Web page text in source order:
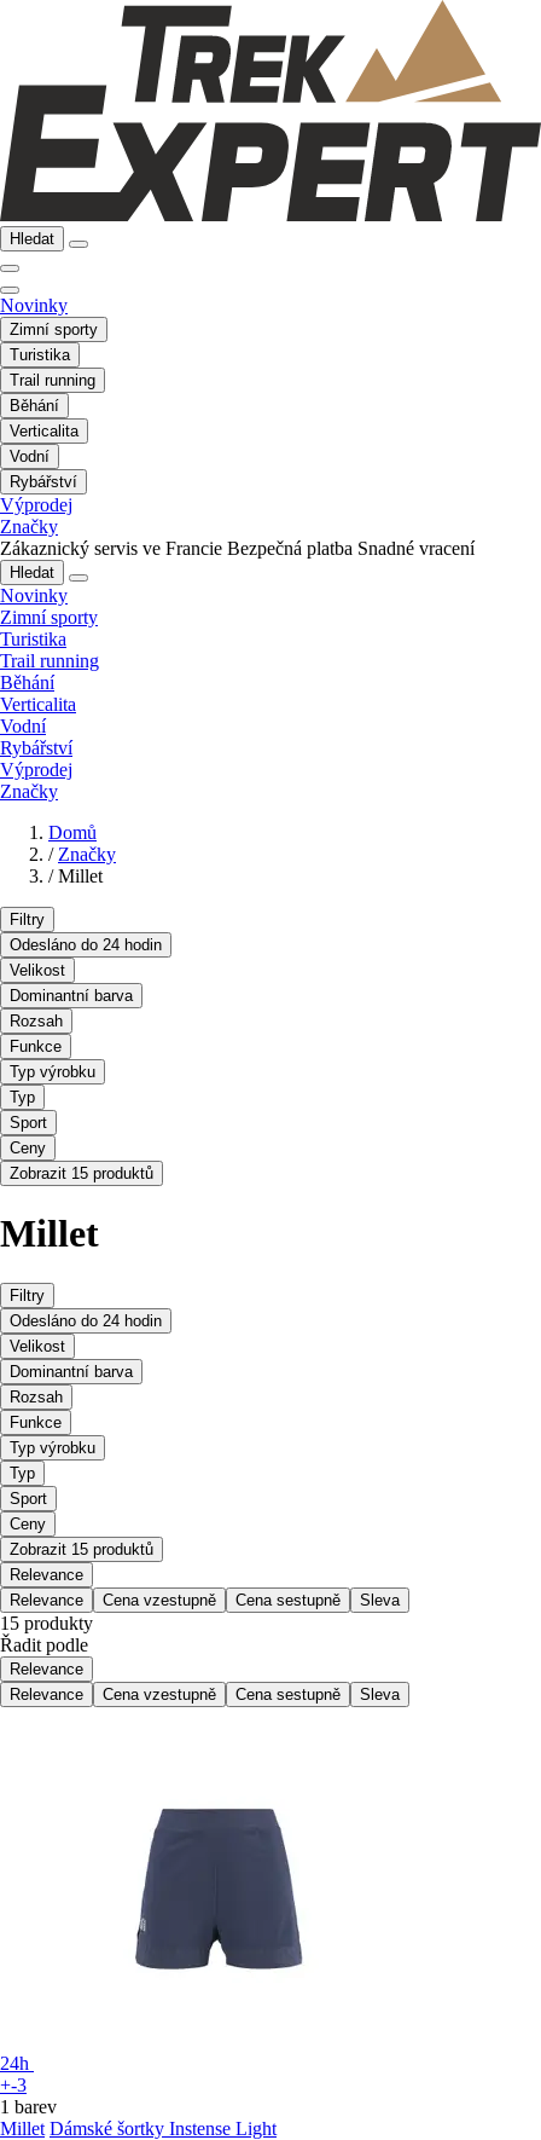
Hledat
Novinky
Zimní sporty
Turistika
Trail running
Běhání
Verticalita
Vodní
Rybářství
Výprodej
Značky
Zákaznický servis ve Francie Bezpečná platba Snadné vracení
Hledat
Novinky
Zimní sporty
Turistika
Trail running
Běhání
Verticalita
Vodní
Rybářství
Výprodej
Značky
Domů
/ Značky
/ Millet
Filtry
Odesláno do 24 hodin
Velikost
Dominantní barva
Rozsah
Funkce
Typ výrobku
Typ
Sport
Ceny
Zobrazit 15 produktů
Millet
Filtry
Odesláno do 24 hodin
Velikost
Dominantní barva
Rozsah
Funkce
Typ výrobku
Typ
Sport
Ceny
Zobrazit 15 produktů
Relevance
Relevance
Cena vzestupně Cena sestupně Sleva
15 produkty
Řadit podle
Relevance
Relevance
Cena vzestupně Cena sestupně Sleva
24h
+-3
1 barev
Millet Dámské šortky Instense Light